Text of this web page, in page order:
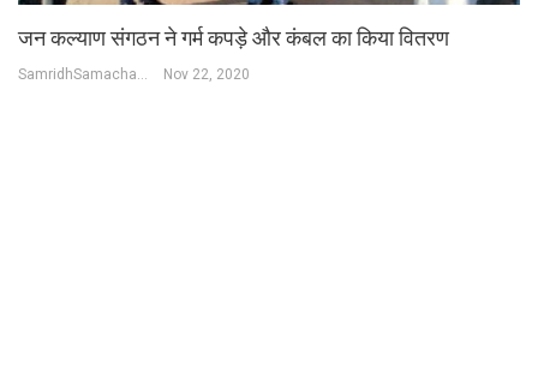
जन कल्याण संगठन ने गर्म कपड़े और कंबल का किया वितरण
Nov 22, 2020